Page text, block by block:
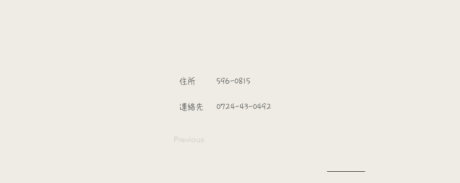
​​住所 596-0815
​連絡先 0724-43-0492
Previous